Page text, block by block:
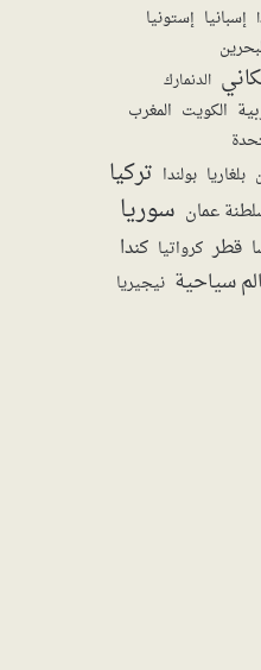
إسبانيا إستونيا
الدنمارك
الكويت المغرب
بلغاريا بولندا تركيا
عمان سوريا
قطر كرواتيا كندا
سياحية نيجيريا